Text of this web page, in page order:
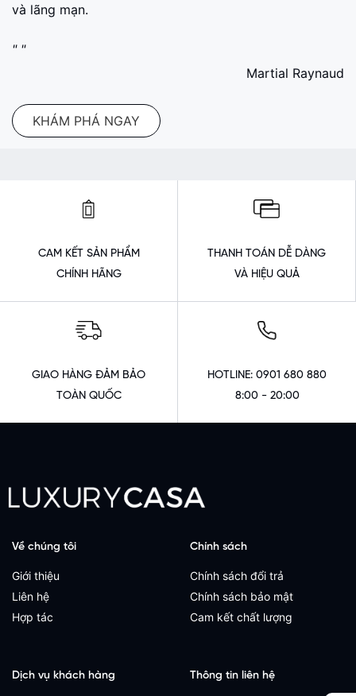
và lãng mạn.
" "
Martial Raynaud
KHÁM PHÁ NGAY
CAM KẾT SẢN PHẨM
CHÍNH HÃNG
THANH TOÁN DỄ DÀNG
VÀ HIỆU QUẢ
GIAO HÀNG ĐẢM BẢO
TOÀN QUỐC
HOTLINE: 0901 680 880
8:00 - 20:00
Về chúng tôi
Giới thiệu
Liên hệ
Hợp tác
Chính sách
Chính sách đổi trả
Chính sách bảo mật
Cam kết chất lượng
Dịch vụ khách hàng Thông tin liên hệ